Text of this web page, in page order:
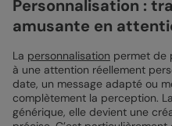
Personnalisation :
amusante en
La personnalisation permet de
à une attention réellement
date, un message adapté ou
complètement la perception.
générique, elle devient une